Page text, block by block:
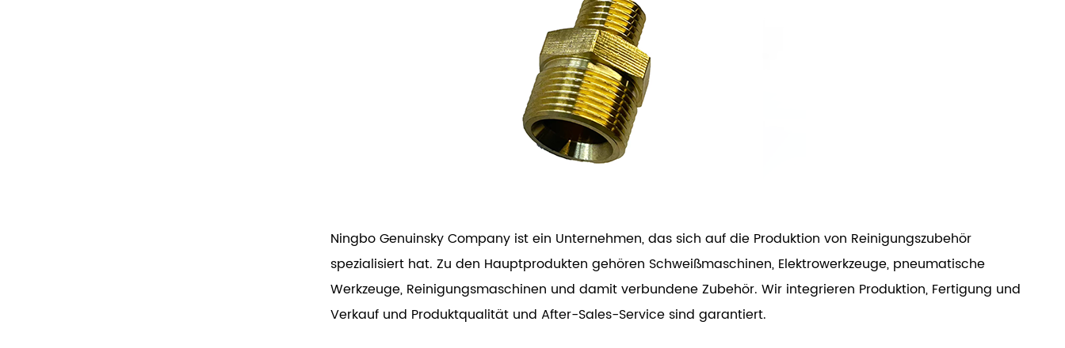
Ningbo Genuinsky Company ist ein Unternehmen, das sich auf die Produktion von Reinigungszubehör
spezialisiert hat. Zu den Hauptprodukten gehören Schweißmaschinen, Elektrowerkzeuge, pneumatische
Werkzeuge, Reinigungsmaschinen und damit verbundene Zubehör. Wir integrieren Produktion, Fertigung und
Verkauf und Produktqualität und After-Sales-Service sind garantiert.